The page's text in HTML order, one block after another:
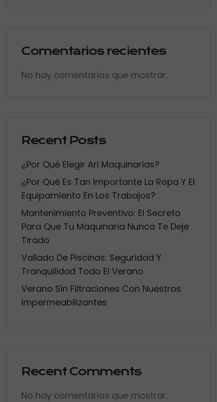
Comentarios recientes
No hay comentarios que mostrar.
Recent Posts
¿Por Qué Elegir Ari Maquinarias?
¿Por Qué Es Tan Importante La Ropa Y El
Equipamiento En Los Trabajos?
Mantenimiento Preventivo: El Secreto
Para Que Tu Maquinaria Nunca Te Deje
Tirado
Vallado De Piscinas: Seguridad Y
Tranquilidad Todo El Verano
Verano Sin Filtraciones Con Nuestros
Impermeabilizantes
Recent Comments
No hay comentarios que mostrar.